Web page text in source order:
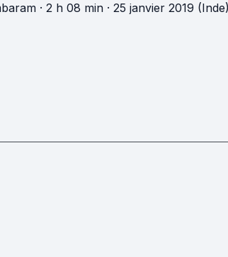
· 2 h 08 min · 25 janvier 2019